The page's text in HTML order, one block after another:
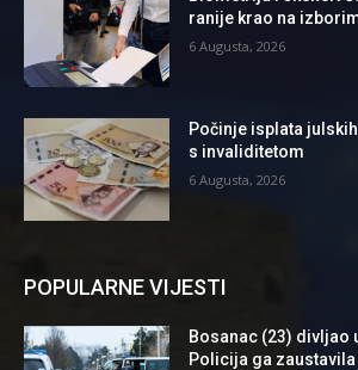
ranije krao na
6 Augusta, 2026
Počinje isplata
s invaliditetom
6 Augusta, 2026
POPULARNE VIJESTI
Bosanac (23) divljao
Policija ga